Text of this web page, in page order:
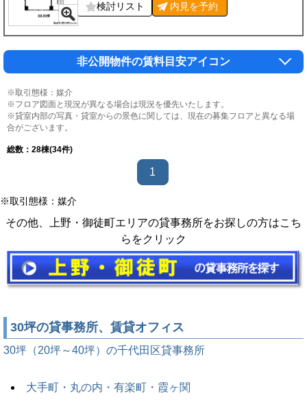
検討リスト 内見を予約
非公開物件の賃料目安アイコン
※取引態様：媒介
※フロア図面と現況が異なる場合は現況を優先いたします。
※貸室内部の写真・貸室からの景色に関しては、現在の募集フロアと異なる場
合がございます。
総数： 28棟(34件)
1
※取引態様：媒介
その他、上野・御徒町エリアの貸事務所をお探しの方はこち
らをクリック
30坪の貸事務所、賃貸オフィス
30坪（20坪～40坪）の千代田区貸事務所
大手町・丸の内・有楽町・霞ヶ関